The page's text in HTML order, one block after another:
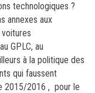
technologiques ?
annexes aux
GPLC, au
à la politique des
qui faussent
2015/2016 , pour le